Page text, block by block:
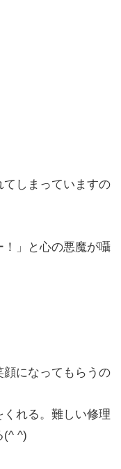
てしまっていますの
！」と心の悪魔が囁
になってもらうの
れる。難しい修理
(^ ^)